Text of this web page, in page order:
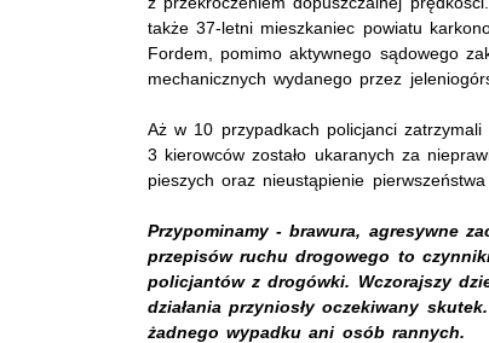
także 37-letni mieszkaniec powiatu
Fordem, pomimo aktywnego sądowego
mechanicznych wydanego przez
Aż w 10 przypadkach policjanci
3 kierowców zostało ukaranych za
pieszych oraz nieustąpienie pierwszeństwa
Przypominamy - brawura, agresywne
przepisów ruchu drogowego to
policjantów z drogówki. Wczorajszy
działania przyniosły oczekiwany
żadnego wypadku ani osób rannych.